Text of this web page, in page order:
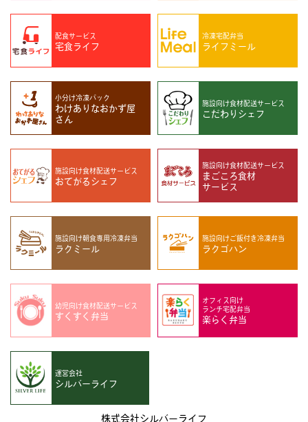
配食サービス
宅食ライフ
冷凍宅配弁当
ライフミール
小分け冷凍パック
わけありなおかず屋
さん
施設向け食材配送サービス
こだわりシェフ
施設向け食材配送サービス
おてがるシェフ
施設向け食材配送サービス
まごころ食材
サービス
施設向け朝食専用冷凍弁当
ラクミール
施設向けご飯付き冷凍弁当
ラクゴハン
幼児向け食材配送サービス
すくすく弁当
オフィス向け
ランチ宅配弁当
楽らく弁当
運営会社
シルバーライフ
株式会社シルバーライフ